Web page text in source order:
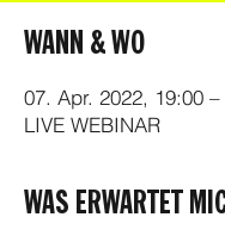
WANN & WO
07. Apr. 2022, 19:00
LIVE WEBINAR
WAS ERWARTET